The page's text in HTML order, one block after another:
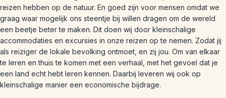
reizen hebben op de natuur. En goed zijn voor mensen omdat we
graag waar mogelijk ons steentje bij willen dragen om de wereld
een beetje beter te maken. Dit doen wij door kleinschalige
accommodaties en excursies in onze reizen op te nemen. Zodat jij
als reiziger de lokale bevolking ontmoet, en zij jou. Om van elkaar
te leren en thuis te komen met een verhaal, met het gevoel dat je
een land echt hebt leren kennen. Daarbij leveren wij ook op
kleinschalige manier een economische bijdrage.